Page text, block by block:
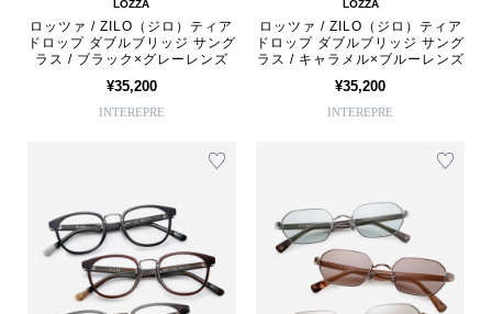
LOZZA
ロッツァ / ZILO（ジロ）ティア
ドロップ ダブルブリッジ サング
ラス / ブラック×グレーレンズ
¥35,200
INTEREPRE
LOZZA
ロッツァ / ZILO（ジロ）ティア
ドロップ ダブルブリッジ サング
ラス / キャラメル×ブルーレンズ
¥35,200
INTEREPRE